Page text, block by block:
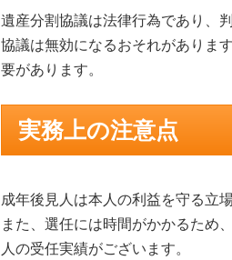
遺産分割協議は法律行為であり、
協議は無効になるおそれがありま
要があります。
実務上の注意点
成年後見人は本人の利益を守る立
また、選任には時間がかかるため
人の受任実績がございます。